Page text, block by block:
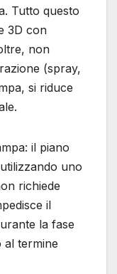
Tutto questo
3D con
non
(spray,
si riduce
il piano
uno
richiede
il
la fase
al termine